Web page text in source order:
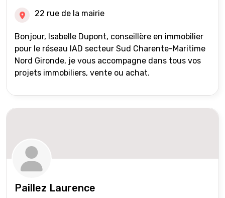
22 rue de la mairie
Bonjour, Isabelle Dupont, conseillère en immobilier
pour le réseau IAD secteur Sud Charente-Maritime
Nord Gironde, je vous accompagne dans tous vos
projets immobiliers, vente ou achat.
Paillez Laurence